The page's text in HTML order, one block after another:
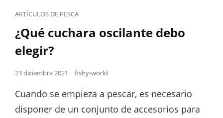
Cat
ARTÍCULOS DE PESCA
¿Qué cuchara oscilante debo
elegir?
Posted
23 diciembre 2021 fishy-world
Cuando se empieza a pescar, es necesario
disponer de un conjunto de accesorios para